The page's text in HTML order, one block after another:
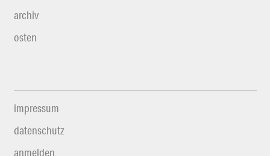
archiv
osten
impressum
datenschutz
anmelden